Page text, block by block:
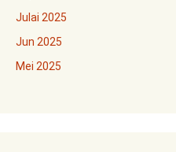
Julai 2025
Jun 2025
Mei 2025